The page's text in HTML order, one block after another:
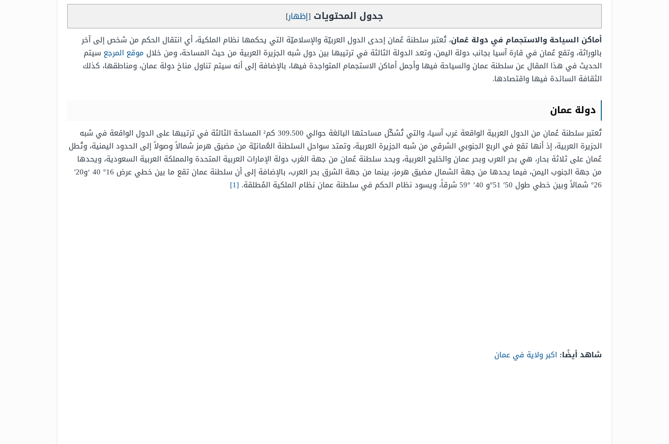
جدول المحتويات [إظهار]
أماكن السياحة والاستجمام في دولة عُمان، تُعتبر سلطنة عُمان إحدى الدول العربيّة والإسلاميّة التي يحكمها نظام الملكية، أي انتقال الحكم من شخص إلى آخر
بالوراثة، وتقع عُمان في قارة آسيا بجانب دولة اليمن، وتعد الدولة الثالثة في ترتيبها بين دول شبه الجزيرة العربية من حيث المساحة، ومن خلال موقع المرجع سيتم
الحديث في هذا المقال عن سلطنة عمان والسياحة فيها وأجمل أماكن الاستجمام المتواجدة فيها، بالإضافة إلى أنه سيتم تناول مناخ دولة عمان، ومناطقها، كذلك
الثقافة السائدة فيها واقتصادها.
دولة عمان
تُعتبر سلطنة عُمان من الدول العربية الواقعة غرب آسيا، والتي تُشكّل مساحتها البالغة حوالي 309.500 كم² المساحة الثالثة في ترتيبها على الدول الواقعة في شبه
الجزيرة العربية، إذ أنها تقع في الربع الجنوبي الشرقي من شبه الجزيرة العربية، وتمتد سواحل السلطنة العُمانيّة من مضيق هرمز شمالاً وصولاً إلى الحدود اليمنية، وتُطل
عُمان على ثلاثة بحار، هي بحر العرب وبحر عمان والخليج العربية، ويحد سلطنة عُمان من جهة الغرب دولة الإمارات العربية المتحدة والمملكة العربية السعودية، ويحدها
من جهة الجنوب اليمن، فيما يحدها من جهة الشمال مضيق هرمز، بينما من جهة الشرق بحر العرب، بالإضافة إلى أن سلطنة عمان تقع ما بين خطي عرض 16° 40 ‘و20′
26° شمالاً وبين خطي طول 50′ 51°و 40’ °59 شرقاً، ويسود نظام الحكم في سلطنة عمان نظام الملكية المُطلقة.
[1]
شاهد أيضًا: اكبر ولاية في عمان